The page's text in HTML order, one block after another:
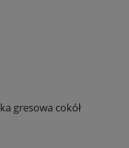
gresowa cokół